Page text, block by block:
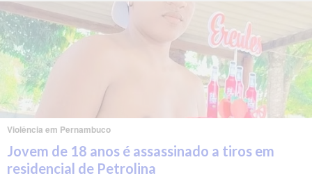
Violência em Pernambuco
Jovem de 18 anos é assassinado a tiros em
residencial de Petrolina